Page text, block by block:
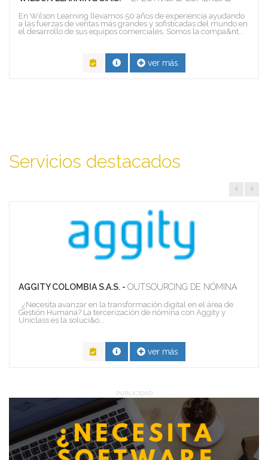
En Wilson Learning llevamos 50 años de experiencia ayudando
a las fuerzas de ventas más grandes y sofisticadas del mundo en
el desarrollo de sus equipos comerciales. Somos la compa&nt...
ver más
Servicios destacados
AGGITY COLOMBIA S.A.S. - OUTSOURCING DE NÓMINA
¿Necesita avanzar en la transformación digital en el área de
Gestión Humana? La tercerización de nómina con Aggity y
Uniclass es la soluci&o...
ver más
PUBLICIDAD